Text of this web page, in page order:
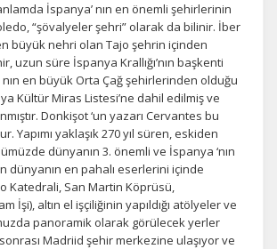
İspanya’ nın en önemli şehirlerinin
“şövalyeler şehri” olarak da bilinir. İber
en büyük nehri olan Tajo şehrin içinden
uzun süre İspanya Krallığı’nın başkenti
nın en büyük Orta Çağ şehirlerinden olduğu
Kültür Miras Listesi’ne dahil edilmiş ve
Donkişot ‘un yazarı Cervantes bu
Yapımı yaklaşık 270 yıl süren, eskiden
dünyanın 3. önemli ve İspanya ‘nın
dünyanın en pahalı eserlerini içinde
Katedrali, San Martin Köprüsü,
İşi), altın el işçiliğinin yapıldığı atölyeler ve
panoramik olarak görülecek yerler
Madriid şehir merkezine ulaşıyor ve